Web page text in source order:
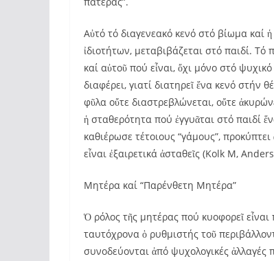
Αὐτό τό διαγενεακό κενό στό βίωμα καί
ἰδιοτήτων, μεταβιβάζεται στό παιδί.
καί αὐτοῦ πού εἶναι, ὄχι μόνο στό
διαφέρει, γιατί διατηρεῖ ἕνα κενό στήν
φῦλα οὔτε διαστρεβλώνεται, οὔτε
ἡ σταθερότητα πού ἐγγυᾶται στό παιδί
καθιέρωσε τέτοιους “γάμους”,
εἶναι ἐξαιρετικά ἀσταθεῖς (Kolk M,
Μητέρα καί “Παρένθετη Μητέρα”
Ὁ ρόλος τῆς μητέρας πού κυοφορεῖ
ταυτόχρονα ὁ ρυθμιστής τοῦ
συνοδεύονται ἀπό ψυχολογικές ἀλλαγές